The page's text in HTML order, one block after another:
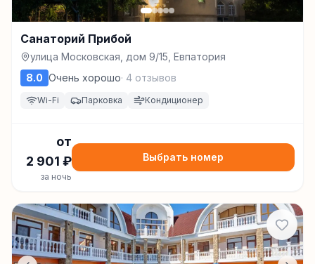
Санаторий Прибой
улица Московская, дом 9/15, Евпатория
8.0 Очень хорошо· 4 отзывов
Wi-Fi Парковка Кондиционер
от
2 901 ₽
за ночь
Выбрать номер